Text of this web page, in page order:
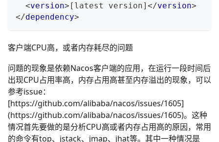
<version> [latest version] </version>
</dependency>
客户端CPU高，或者内存耗尽的问题
问题的现象是依赖Nacos客户端的应用，在运行一段时间后
出现CPU占用率高，内存占用高甚至内存溢出的现象，可以
参考issue：
[https://github.com/alibaba/nacos/issues/1605]
(https://github.com/alibaba/nacos/issues/1605)。这种
情况首先要做的是分析CPU高或者内存占用高的原因，常用
的命令有top、jstack、jmap、jhat等。其中一种情况是